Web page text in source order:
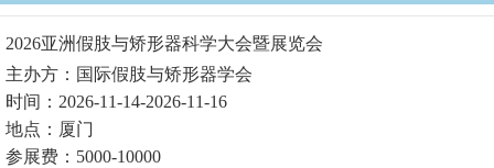
2026亚洲假肢与矫形器科学大会暨展览会
主办方：国际假肢与矫形器学会
时间：2026-11-14-2026-11-16
地点：厦门
参展费：5000-10000